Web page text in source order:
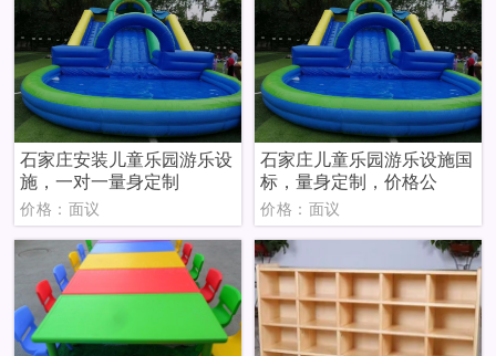
石家庄安装儿童乐园游乐设
施，一对一量身定制
价格：面议
石家庄儿童乐园游乐设施国
标，量身定制，价格公
价格：面议